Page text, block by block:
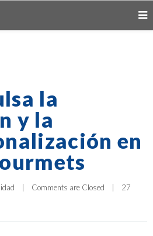
la
y la
en
Comments are Closed
27